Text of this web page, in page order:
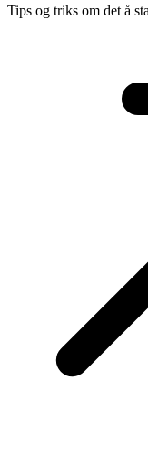
Tips og triks om det å